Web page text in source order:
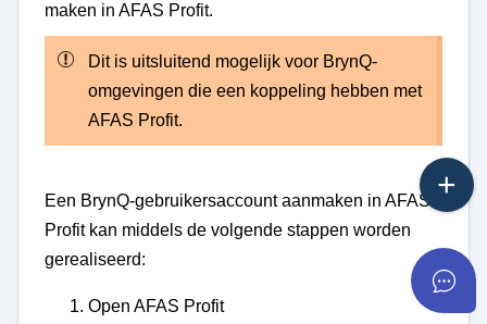
maken in AFAS Profit.
Dit is uitsluitend mogelijk voor BrynQ-
omgevingen die een koppeling hebben met
AFAS Profit.
Een BrynQ-gebruikersaccount aanmaken in AFAS
Profit kan middels de volgende stappen worden
gerealiseerd:
Open AFAS Profit